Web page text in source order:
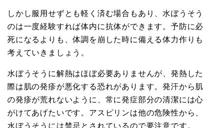
しかし服用せずとも軽く済む場合もあり、水ぼうそう
のは一度経験すれば体内に抗体ができます。予防に必
死になるよりも、体調を崩した時に備える体力作りも
考えていきましょう。
水ぼうそうに解熱はほぼ必要ありませんが、発熱した
際は肌の発疹が悪化する恐れがあります。発汗から肌
の発疹が荒れないように、常に発症部分の清潔には心
がけてあげたいです。アスピリンは他の危険性から、
水ぼうそうには禁忌とされているので要注意です。